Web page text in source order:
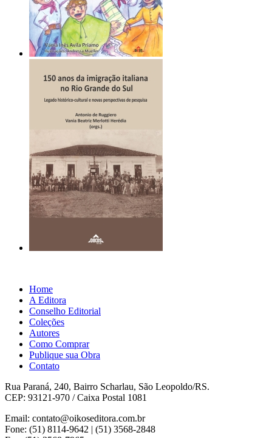
Home
A Editora
Conselho Editorial
Coleções
Autores
Como Comprar
Publique sua Obra
Contato
Rua Paraná, 240, Bairro Scharlau, São Leopoldo/RS.
CEP: 93121-970 / Caixa Postal 1081
Email: contato@oikoseditora.com.br
Fone: (51) 8114-9642 | (51) 3568-2848